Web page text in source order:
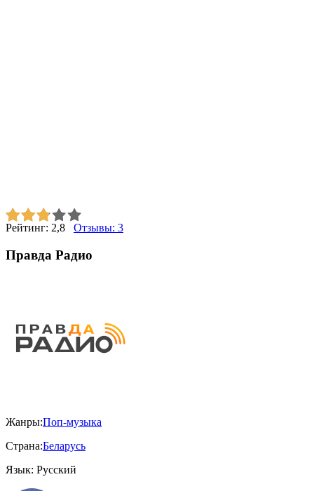
Рейтинг: 2,8 Отзывы: 3
Правда Радио
Жанры:Поп-музыка
Страна:Беларусь
Язык: Русский